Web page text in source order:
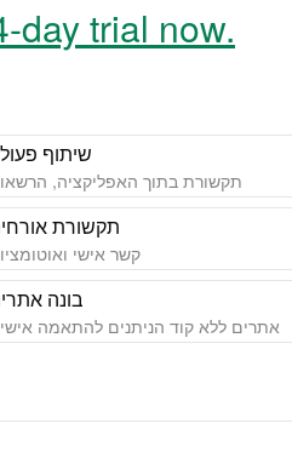
day trial now.
שיתוף
תקשורת בתוך האפליקציה,
תקשורת
קשר אישי
בונה
אתרים ללא קוד הניתנים להתאמה